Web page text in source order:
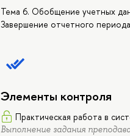
Тема 6. Обобщение учетных
Завершение отчетного
Элементы контроля
Практическая работа в
Выполнение задания